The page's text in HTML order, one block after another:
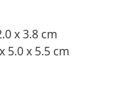
x 3.8 cm
5.0 x 5.5 cm